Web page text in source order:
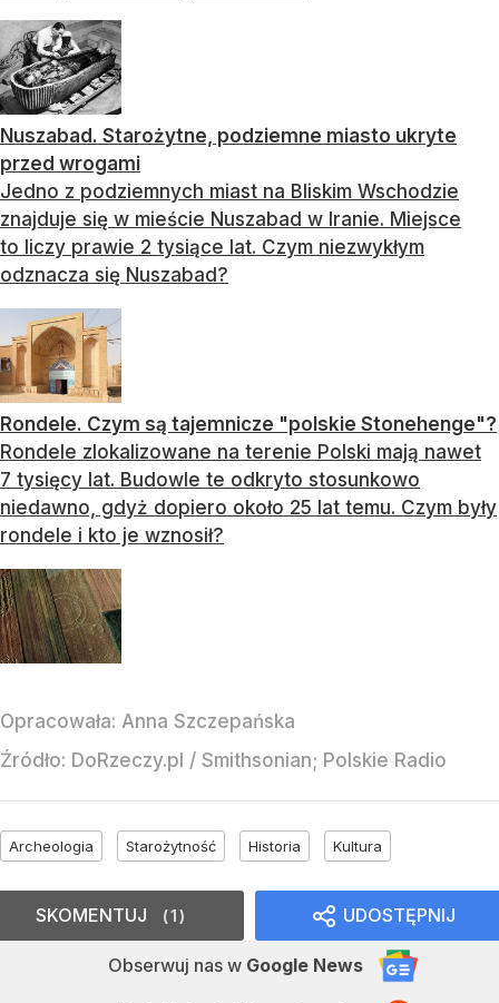
Nuszabad. Starożytne, podziemne miasto ukryte
przed wrogami
Jedno z podziemnych miast na Bliskim Wschodzie
znajduje się w mieście Nuszabad w Iranie. Miejsce
to liczy prawie 2 tysiące lat. Czym niezwykłym
odznacza się Nuszabad?
Rondele. Czym są tajemnicze "polskie Stonehenge"?
Rondele zlokalizowane na terenie Polski mają nawet
7 tysięcy lat. Budowle te odkryto stosunkowo
niedawno, gdyż dopiero około 25 lat temu. Czym były
rondele i kto je wznosił?
Opracowała: Anna Szczepańska
Źródło: DoRzeczy.pl / Smithsonian; Polskie Radio
Archeologia Starożytność Historia Kultura
UDOSTĘPNIJ
Obserwuj nas w Google News
SKOMENTUJ 1